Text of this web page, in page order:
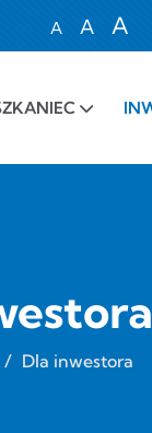
A
Set font
A
A
/ Dla inwestora